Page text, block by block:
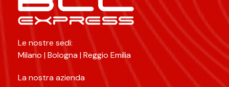
Le nostre sedi:
Milano | Bologna | Reggio Emilia
La nostra azienda